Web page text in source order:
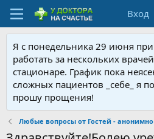
Вход
Я с понедельника 29 июня
работать за нескольких
стационаре. График пока
сложных пациентов _себе_ я
прошу прощения!
Любые вопросы от Гостей - анонимно